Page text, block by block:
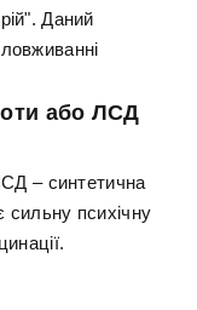
Даний
або ЛСД
– синтетична
сильну психічну